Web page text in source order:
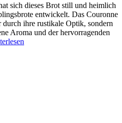
sich dieses Brot still und heimlich
entwickelt. Das Couronne
ihre rustikale Optik, sondern
Aroma und der hervorragenden